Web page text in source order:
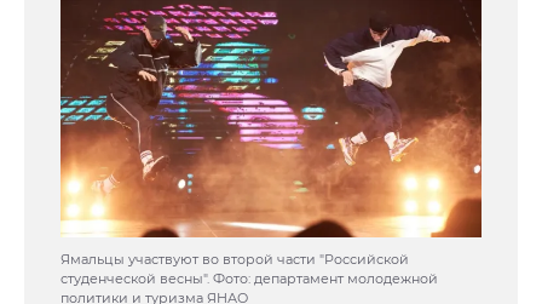
Ямальцы участвуют во второй части "Российской
студенческой весны". Фото: департамент молодежной
политики и туризма ЯНАО